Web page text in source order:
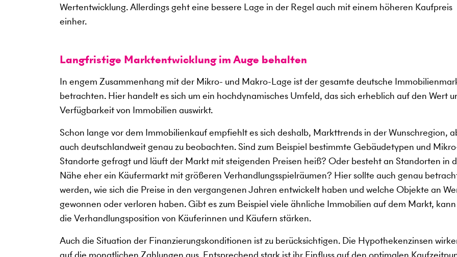
Wertentwicklung. Allerdings geht eine bessere Lage in der Regel auch mit einem höheren Kaufpreis
einher.
Langfristige Marktentwicklung im Auge behalten
In engem Zusammenhang mit der Mikro- und Makro-Lage ist der gesamte deutsche
betrachten. Hier handelt es sich um ein hochdynamisches Umfeld, das sich erheblich auf den Wert
Verfügbarkeit von Immobilien auswirkt.
Schon lange vor dem Immobilienkauf empfiehlt es sich deshalb, Markttrends in der Wunschregion,
auch deutschlandweit genau zu beobachten. Sind zum Beispiel bestimmte Gebäudetypen und
Standorte gefragt und läuft der Markt mit steigenden Preisen heiß? Oder besteht an Standorten in
Nähe eher ein Käufermarkt mit größeren Verhandlungsspielräumen? Hier sollte auch genau
werden, wie sich die Preise in den vergangenen Jahren entwickelt haben und welche Objekte an
gewonnen oder verloren haben. Gibt es zum Beispiel viele ähnliche Immobilien auf dem Markt,
die Verhandlungsposition von Käuferinnen und Käufern stärken.
Auch die Situation der Finanzierungskonditionen ist zu berücksichtigen. Die Hypothekenzinsen